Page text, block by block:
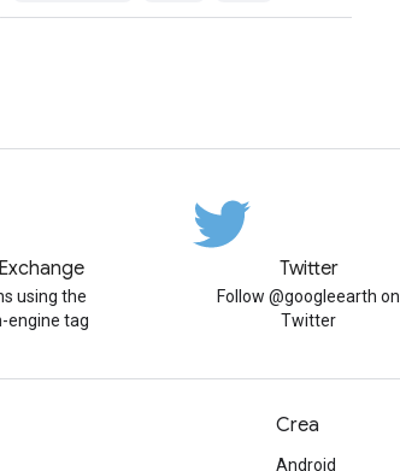
using the
engine tag
Twitter
Follow @googleearth on
Twitter
Crea
Android